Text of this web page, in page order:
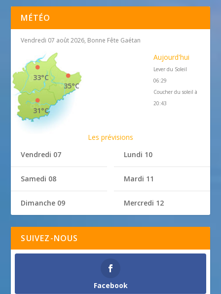
MÉTÉO
Vendredi 07 août 2026, Bonne Fête Gaétan
35°C
33°C
31°C
Aujourd'hui
Lever du Soleil
06:29
Coucher du soleil à
20:43
Les prévisions
Vendredi 07
Samedi 08
Dimanche 09
Lundi 10
Mardi 11
Mercredi 12
SUIVEZ-NOUS
Facebook